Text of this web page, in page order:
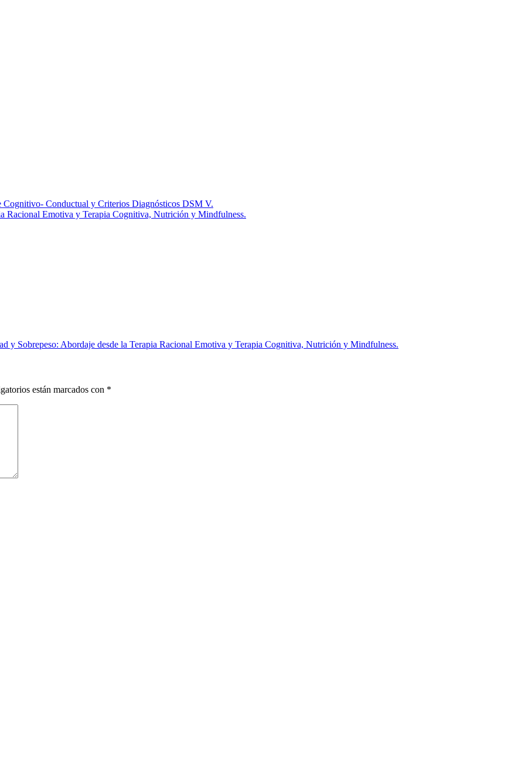
Conductual y Criterios Diagnósticos DSM V.
Racional Emotiva y Terapia Cognitiva, Nutrición y Mindfulness.
y Sobrepeso: Abordaje desde la Terapia Racional Emotiva y Terapia Cognitiva, Nutrición y Mindfulness.
están marcados con *